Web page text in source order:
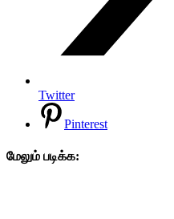
Twitter
Pinterest
மேலும் படிக்க: